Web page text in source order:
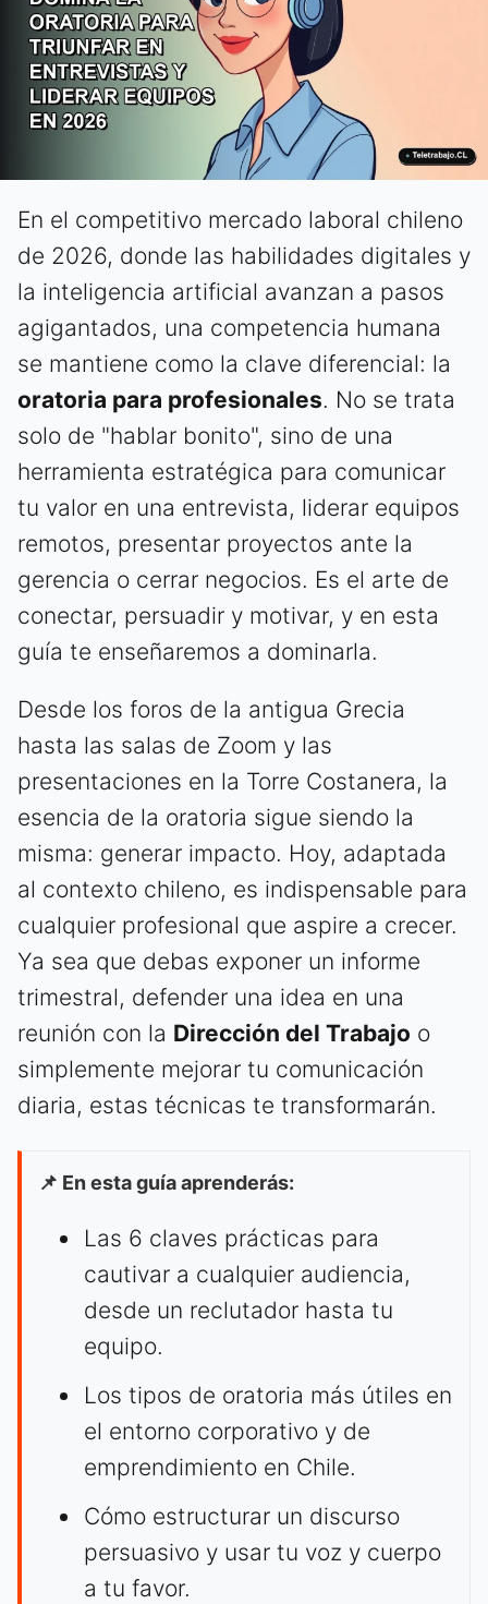
En el competitivo mercado laboral chileno
de 2026, donde las habilidades digitales y
la inteligencia artificial avanzan a pasos
agigantados, una competencia humana
se mantiene como la clave diferencial: la
oratoria para profesionales. No se trata
solo de "hablar bonito", sino de una
herramienta estratégica para comunicar
tu valor en una entrevista, liderar equipos
remotos, presentar proyectos ante la
gerencia o cerrar negocios. Es el arte de
conectar, persuadir y motivar, y en esta
guía te enseñaremos a dominarla.
Desde los foros de la antigua Grecia
hasta las salas de Zoom y las
presentaciones en la Torre Costanera, la
esencia de la oratoria sigue siendo la
misma: generar impacto. Hoy, adaptada
al contexto chileno, es indispensable para
cualquier profesional que aspire a crecer.
Ya sea que debas exponer un informe
trimestral, defender una idea en una
reunión con la Dirección del Trabajo o
simplemente mejorar tu comunicación
diaria, estas técnicas te transformarán.
📌 En esta guía aprenderás:
Las 6 claves prácticas para
cautivar a cualquier audiencia,
desde un reclutador hasta tu
equipo.
Los tipos de oratoria más útiles en
el entorno corporativo y de
emprendimiento en Chile.
Cómo estructurar un discurso
persuasivo y usar tu voz y cuerpo
a tu favor.